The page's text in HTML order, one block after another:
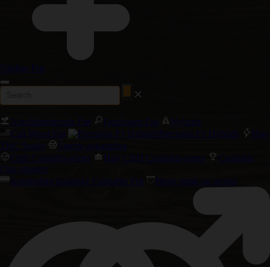
Vanlige Frø
Autoblomstrende Frø Feminisert Frø
Nyheter
Cali Weed Frø
Precision F1 Hybrids
Høy
THC Sorter
Største avkastning
Chill Cannabis-sorter
Høy CBD Cannabis-sorter
Cannabis
Cup-vinnere
Amsterdam klassiske Cannabis Frø
Beste smak og aroma